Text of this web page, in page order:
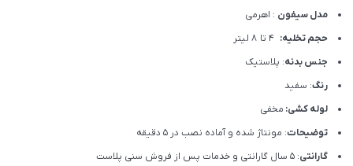
مدل سیفون : اهرمی
حجم تخلیه:
جنس بدنه: پلاستیک
رنگ: سفید
لوله کشی: مخفی
توضیحات: مونتاژ شده و آماده نصب در 5 دقیقه
گارانتی: 5 سال گارانتی و خدمات پس از فروش سنی پلاست